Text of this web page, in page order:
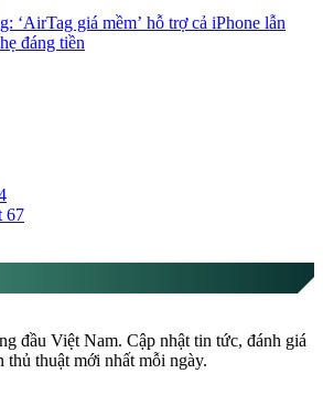
‘AirTag giá mềm’ hỗ trợ cả iPhone lẫn
đáng tiền
67
đầu Việt Nam. Cập nhật tin tức, đánh giá
thủ thuật mới nhất mỗi ngày.